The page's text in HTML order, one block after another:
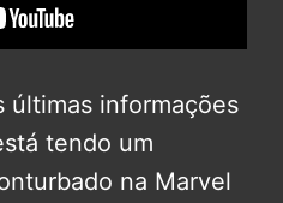
últimas informações
tendo um
na Marvel